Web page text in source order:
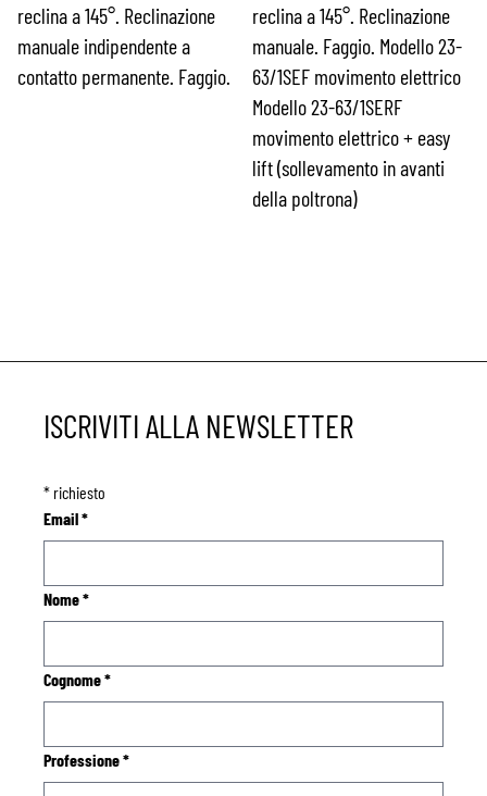
reclina a 145°. Reclinazione
manuale indipendente a
contatto permanente. Faggio.
reclina a 145°. Reclinazione
manuale. Faggio. Modello 23-
63/1SEF movimento elettrico
Modello 23-63/1SERF
movimento elettrico + easy
lift (sollevamento in avanti
della poltrona)
ISCRIVITI ALLA NEWSLETTER
* richiesto
Email*
Nome*
Cognome*
Professione*